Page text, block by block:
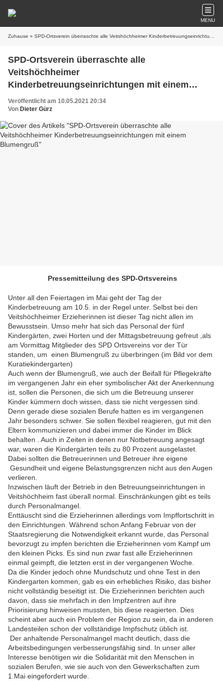
MENU
Zuhause » SPD-Ortsverein überraschte alle Veitshöchheimer Kinderbetreuungseinrichtungen mit einem Blumengruß
SPD-Ortsverein überraschte alle
Veitshöchheimer
Kinderbetreuungseinrichtungen mit einem
Blumengruß
Veröffentlicht am 10.05.2021 20:34
Von Dieter Gürz
Pressemitteilung des SPD-Ortsvereins
Unter all den Feiertagen im Mai geht der Tag der
Kinderbetreuung am 10.5. in der Regel unter. Selbst bei den
Veitshöchheimer Erzieherinnen ist dieser Tag nicht allen im
Bewusstsein. Umso mehr hat sich das Personal der fünf
Kindergärten, zwei Horten und der Mittagsbetreuung gefreut ,als
am Vormittag Mitglieder des SPD Ortsvereins vor der Tür
standen, um einen Blumengruß zu überbringen (im Bild vor dem
Kuratiekindergarten)
Auch wenn der Blumengruß, wie auch der Beifall für Pflegekräfte
im vergangenen Jahr ein eher symbolischer Akt der Anerkennung
ist, sollen die Personen, die sich um die Betreuung unserer
Kinder kümmern doch wissen, dass sie nicht vergessen sind.
Denn gerade diese sozialen Berufe hatten es im vergangenen
Jahr besonders schwer. Sie sollen flexibel reagieren, gut mit den
Eltern kommunizieren und dabei immer die Kinder im Blick
behalten . Auch in Zeiten in denen nur Notbetreuung angesagt
war, waren die Kindergärten teils zu 80 Prozent ausgelastet.
Dabei sollten die Betreuerinnen und Betreuer ihre eigene
Gesundheit und eigene Belastungsgrenzen nicht aus den Augen
verlieren.
Inzwischen läuft der Betrieb in den Betreuungseinrichtungen in
Veitshöchheim fast überall normal. Einschränkungen gibt es teils
durch Personalmangel.
Enttäuscht sind die Erzieherinnen allerdings vom Impffortschritt in
den Einrichtungen. Während schon Anfang Februar von der
Staatsregierung die Notwendigkeit erkannt wurde, das Personal
bevorzugt zu impfen berichten die Erzieherinnen vom Kampf um
den kleinen Picks. Es sind nun zwar fast alle Erzieherinnen
einmal geimpft, die letzten erst in der vergangenen Woche.
Da die Kinder jedoch ohne Mundschutz und ohne Test in den
Kindergarten kommen, gab es ein erhebliches Risiko, das bisher
nicht vollständig beseitigt ist. Die Erzieherinnen berichten auch
davon, dass sie mehrfach in den Impfzentren auf ihre
Priorisierung hinweisen mussten, bis diese reagierten. Dies
scheint aber auch ein Problem der Region zu sein, da in anderen
Landesteilen schon der vollständige Impfschutz üblich ist.
Der anhaltende Personalmangel macht deutlich, dass die
Arbeitsbedingungen verbesserungsfähig sind. In unser aller
Interesse benötigen wir die Solidarität mit den Menschen in
sozialen Berufen, wie sie auch von den Gewerkschaften zum
1.Mai eingefordert wurde.